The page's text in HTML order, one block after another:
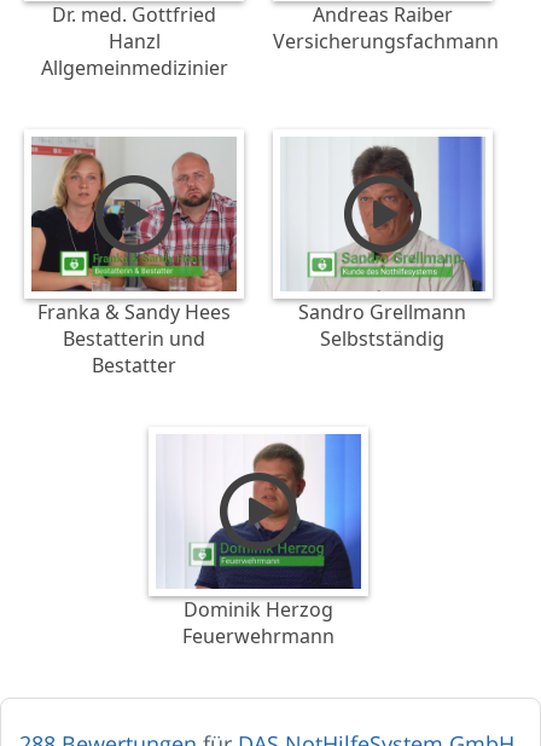
Dr. med. Gottfried
Hanzl
Allgemeinmedizinier
Andreas Raiber
Versicherungsfachmann
Franka & Sandy Hees
Bestatterin und
Bestatter
Sandro Grellmann
Selbstständig
Dominik Herzog
Feuerwehrmann